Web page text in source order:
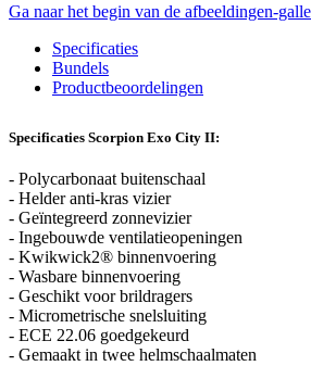
Ga naar het begin van de afbeeldingen-
Specificaties
Bundels
Productbeoordelingen
Specificaties Scorpion Exo City II:
- Polycarbonaat buitenschaal
- Helder anti-kras vizier
- Geïntegreerd zonnevizier
- Ingebouwde ventilatieopeningen
- Kwikwick2® binnenvoering
- Wasbare binnenvoering
- Geschikt voor brildragers
- Micrometrische snelsluiting
- ECE 22.06 goedgekeurd
- Gemaakt in twee helmschaalmaten